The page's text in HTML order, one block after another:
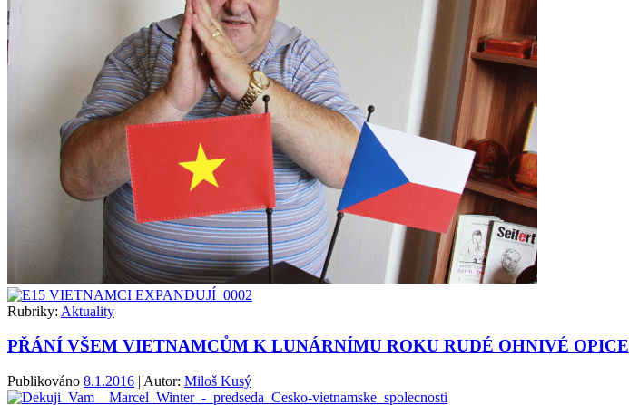
Rubriky: Aktuality
PŘÁNÍ VŠEM VIETNAMCŮM K LUNÁRNÍMU ROKU RUDÉ OHNIVÉ OPICE
Publikováno 8.1.2016 | Autor: Miloš Kusý